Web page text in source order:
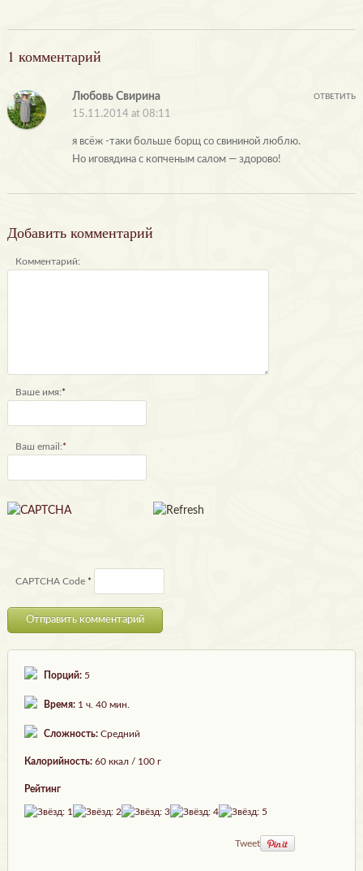
1 комментарий
Любовь Свирина
15.11.2014 at 08:11
я всёж -таки больше борщ со свининой люблю.
Но иговядина с копченым салом — здорово!
ОТВЕТИТЬ
Добавить комментарий
Комментарий:
Ваше имя:*
Ваш email:*
CAPTCHA Code*
Порций:5
Время:1 ч. 40 мин.
Сложность:Средний
Калорийность:60 ккал / 100 г
Рейтинг
Tweet